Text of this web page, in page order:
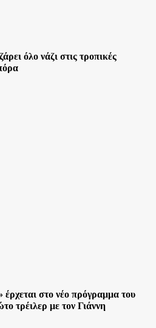
όλο νάζι στις τροπικές
στο νέο πρόγραμμα του
τρέιλερ με τον Γιάννη